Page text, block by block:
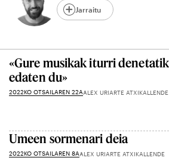
Jarraitu
«Gure musikak iturri denetatik
edaten du»
2022KO OTSAILAREN 22AALEX URIARTE ATXIKALLENDE
Umeen sormenari deia
2022KO OTSAILAREN 8AALEX URIARTE ATXIKALLENDE